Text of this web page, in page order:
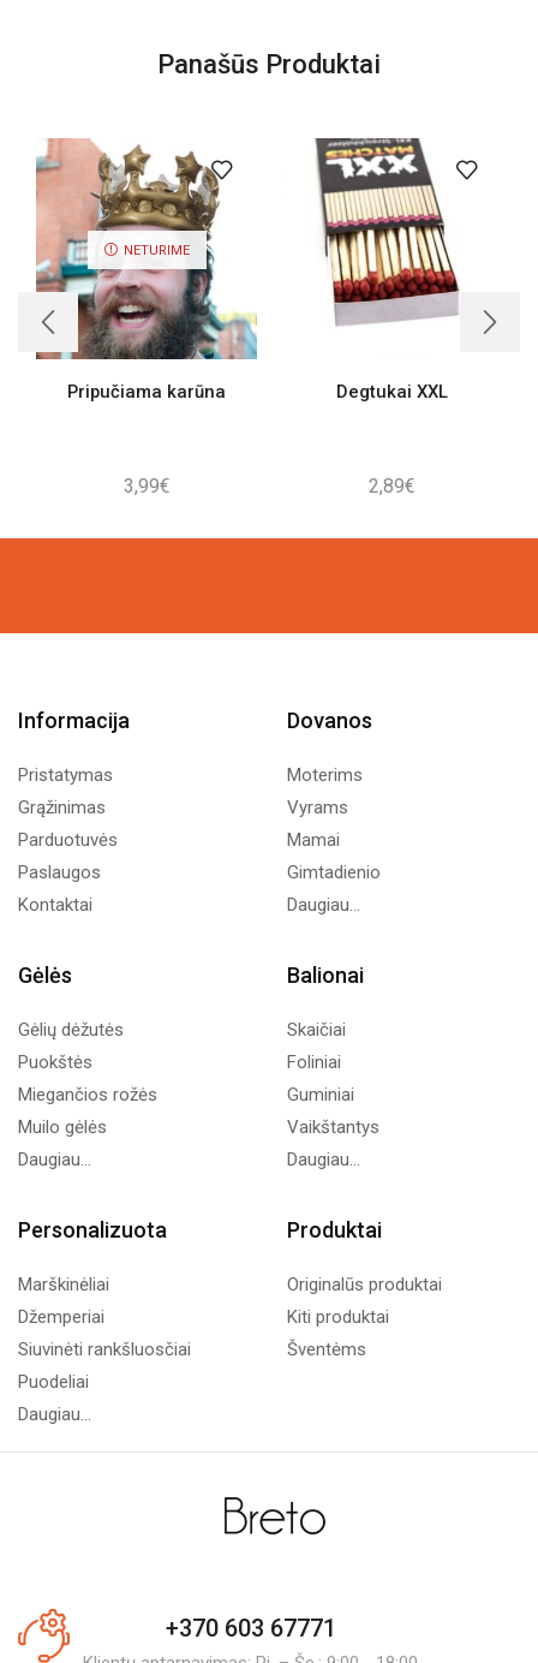
Panašūs Produktai
NETURIME
Pripučiama karūna
3,99€
Degtukai XXL
2,89€
Informacija
Pristatymas
Grąžinimas
Parduotuvės
Paslaugos
Kontaktai
Dovanos
Moterims
Vyrams
Mamai
Gimtadienio
Daugiau...
Gėlės
Gėlių dėžutės
Puokštės
Miegančios rožės
Muilo gėlės
Daugiau...
Balionai
Skaičiai
Foliniai
Guminiai
Vaikštantys
Daugiau...
Personalizuota
Marškinėliai
Džemperiai
Siuvinėti rankšluosčiai
Puodeliai
Daugiau...
Produktai
Originalūs produktai
Kiti produktai
Šventėms
+370 603 67771